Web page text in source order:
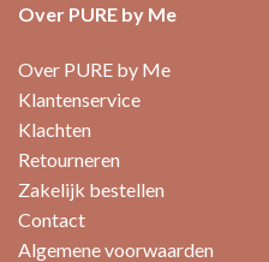
Over PURE by Me
Over PURE by Me
Klantenservice
Klachten
Retourneren
Zakelijk bestellen
Contact
Algemene voorwaarden